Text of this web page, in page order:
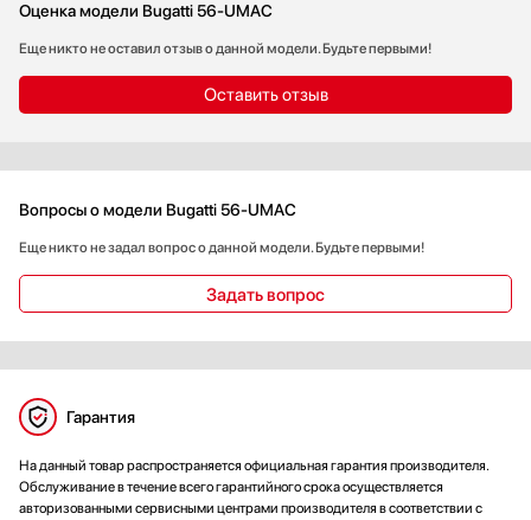
Оценка модели Bugatti 56-UMAC
Еще никто не оставил отзыв о данной модели. Будьте первыми!
Оставить отзыв
Вопросы о модели Bugatti 56-UMAC
Еще никто не задал вопрос о данной модели. Будьте первыми!
Задать вопрос
Гарантия
На данный товар распространяется официальная гарантия производителя.
Обслуживание в течение всего гарантийного срока осуществляется
авторизованными сервисными центрами производителя в соответствии с